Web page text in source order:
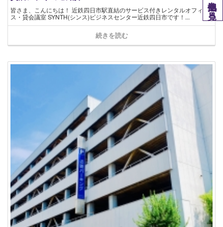
皆さま、こんにちは！ 近鉄四日市駅直結のサービス付きレンタルオフィ
ス・貸会議室 SYNTH(シンス)ビジネスセンター近鉄四日市です！...
続きを読む
他拠点を見る